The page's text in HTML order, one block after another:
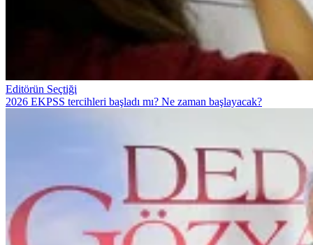
Editörün Seçtiği
2026 EKPSS tercihleri başladı mı? Ne zaman başlayacak?